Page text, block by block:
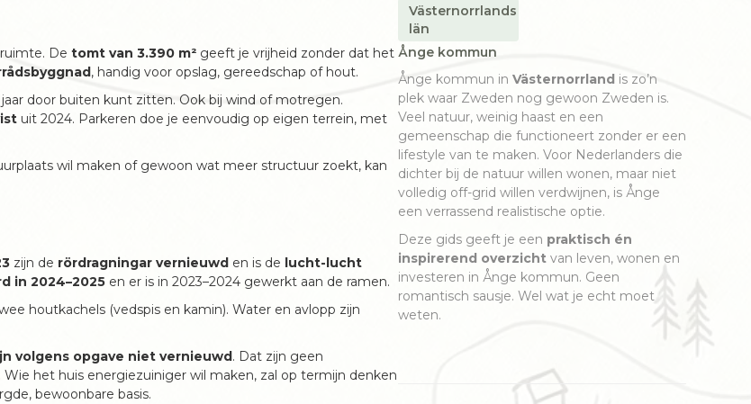
De tomt van 3.390 m² geeft je vrijheid zonder dat het
, handig voor opslag, gereedschap of hout.
door buiten kunt zitten. Ook bij wind of motregen.
uit 2024. Parkeren doe je eenvoudig op eigen terrein, met
wil maken of gewoon wat meer structuur zoekt, kan
zijn de rördragningar vernieuwd en is de lucht-lucht
in 2024–2025 en er is in 2023–2024 gewerkt aan de ramen.
houtkachels (vedspis en kamin). Water en avlopp zijn
volgens opgave niet vernieuwd. Dat zijn geen
het huis energiezuiniger wil maken, zal op termijn denken
bewoonbare basis.
Västernorrlands
län
Ånge kommun
Ånge kommun in Västernorrland is zo’n
plek waar Zweden nog gewoon Zweden is.
Veel natuur, weinig haast en een
gemeenschap die functioneert zonder er een
lifestyle van te maken. Voor Nederlanders die
dichter bij de natuur willen wonen, maar niet
volledig off-grid willen verdwijnen, is Ånge
een verrassend realistische optie.
Deze gids geeft je een praktisch én
inspirerend overzicht van leven, wonen en
investeren in Ånge kommun. Geen
romantisch sausje. Wel wat je echt moet
weten.